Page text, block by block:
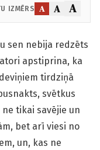
IZMĒRS A A A
sen nebija redzēts
apstiprina, ka
tirdziņā
svētkus
ne tikai savējie un
bet arī viesi no
un, kas ne